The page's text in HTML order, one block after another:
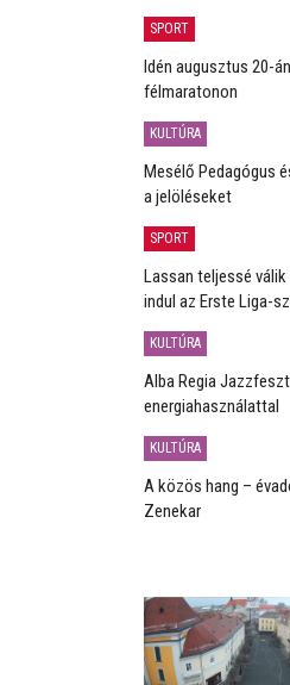
SPORT
Idén augusztus 20-
félmaratonon
KULTÚRA
Mesélő Pedagógus
a jelöléseket
SPORT
Lassan teljessé
indul az Erste Liga-
KULTÚRA
Alba Regia
energiahasználattal
KULTÚRA
A közös hang –
Zenekar